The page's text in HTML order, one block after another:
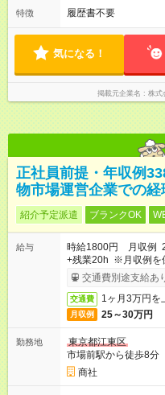
特徴 履歴書不要
気になる！
掲載元企業名 株式
正社員前提・年収例
物市場運営企業での経
紹介予定派遣 ブランクOK
給与
時給1800円 月収例
+残業20h ※月収例を
交通費別途支給あ
交通費 1ヶ月3万円を
月収例 25～30万円
勤務地
東京都江東区
市場前駅から徒歩8分
商社